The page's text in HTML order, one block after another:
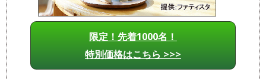
限定！先着1000名！
特別価格はこちら >>>